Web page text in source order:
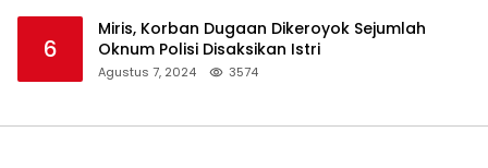
6
Miris, Korban Dugaan Dikeroyok Sejumlah
Oknum Polisi Disaksikan Istri
Agustus 7, 2024 3574